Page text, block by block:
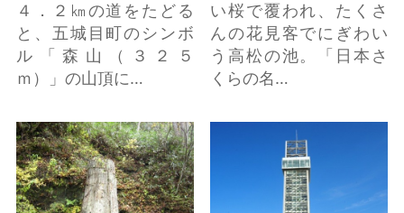
４．２㎞の道をたどる
と、五城目町のシンボ
ル「森山（３２５
ｍ）」の山頂に…
い桜で覆われ、たくさ
んの花見客でにぎわい
う高松の池。「日本さ
くらの名…
国指定特別天然記念
物 「根反の大珪化
木」 の詳細はこちら
二戸広域観光物産セン
ター カシオペアメッ
セなにゃーと の詳細は